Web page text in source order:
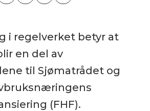
i regelverket betyr at
en del av
til Sjømatrådet og
(FHF).